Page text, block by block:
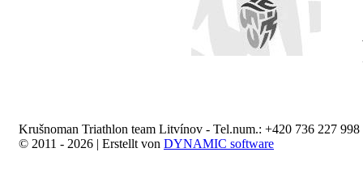
Krušnoman Triathlon team Litvínov - Tel.num.: +420 736 227
© 2011 - 2026 | Erstellt von DYNAMIC software